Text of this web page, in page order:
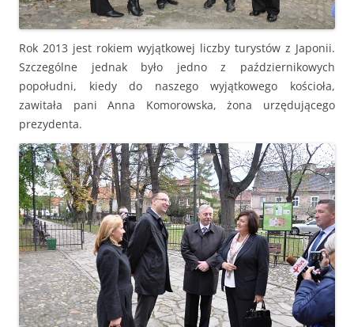
Rok 2013 jest rokiem wyjątkowej liczby turystów z Japonii.
Szczególne jednak było jedno z październikowych
popołudni, kiedy do naszego wyjątkowego kościoła,
zawitała pani Anna Komorowska, żona urzędującego
prezydenta.